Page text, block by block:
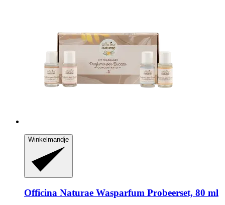
Winkelmandje
Officina Naturae Wasparfum Probeerset, 80 ml